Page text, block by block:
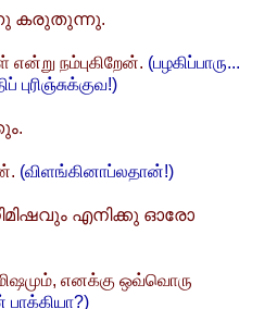
കരുതുന്നു.
நம்புகிறேன். (பழகிப்பாரு...
புரிஞ்சுக்குவ!)
(விளங்கினாப்லதான்!)
എനിക്കു ഓരോ
எனக்கு ஒவ்வொரு
பாக்கியா?)